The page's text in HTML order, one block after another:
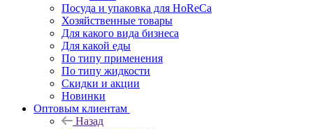
Посуда и упаковка для HoReCa
Хозяйственные товары
Для какого вида бизнеса
Для какой еды
По типу применения
По типу жидкости
Скидки и акции
Новинки
Оптовым клиентам
Назад